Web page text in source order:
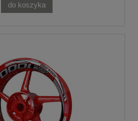
do koszyka